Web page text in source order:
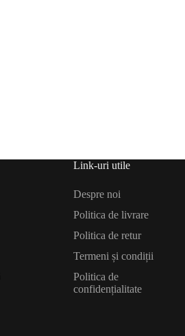
Link-uri utile
Despre noi
Politica de livrare
Politica de retur
Termeni și condiții
Politica de
confidențialitate